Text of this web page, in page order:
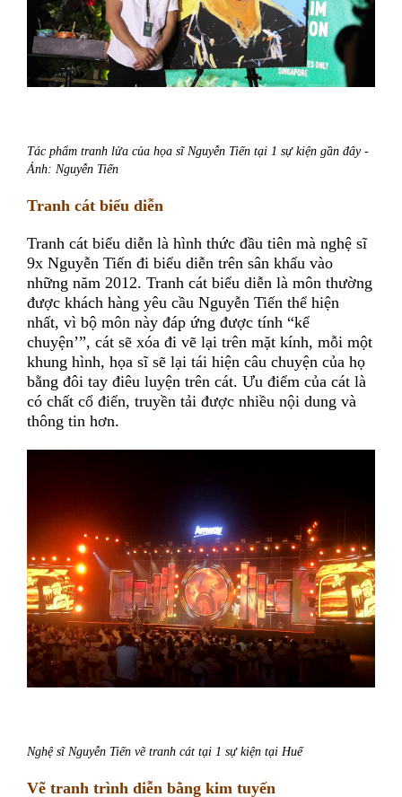
Tác phẩm tranh lửa của họa sĩ Nguyễn Tiến tại 1 sự kiện gần đây -
Ảnh: Nguyễn Tiến
Tranh cát biểu diễn
Tranh cát biểu diễn là hình thức đầu tiên mà nghệ sĩ
9x Nguyễn Tiến đi biểu diễn trên sân khấu vào
những năm 2012. Tranh cát biểu diễn là môn thường
được khách hàng yêu cầu Nguyễn Tiến thể hiện
nhất, vì bộ môn này đáp ứng được tính “kể
chuyện’”, cát sẽ xóa đi vẽ lại trên mặt kính, mỗi một
khung hình, họa sĩ sẽ lại tái hiện câu chuyện của họ
bằng đôi tay điêu luyện trên cát. Ưu điểm của cát là
có chất cổ điển, truyền tải được nhiều nội dung và
thông tin hơn.
Nghệ sĩ Nguyễn Tiến vẽ tranh cát tại 1 sự kiện tại Huế
Vẽ tranh trình diễn bằng kim tuyến